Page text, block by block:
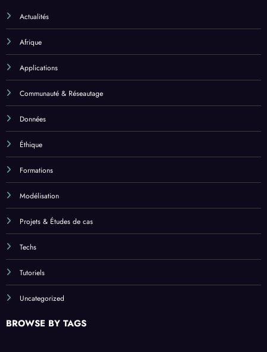
Actualités
Afrique
Applications
Communauté & Réseautage
Données
Éthique
Formations
Modélisation
Projets & Études de cas
Techs
Tutoriels
Uncategorized
BROWSE BY TAGS